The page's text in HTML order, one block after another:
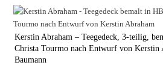
Kerstin Abraham – Teegedeck, 3-teilig,
Christa Tourmo nach Entwurf von Kerstin
Baumann